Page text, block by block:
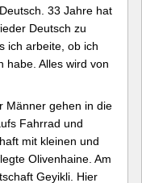
33 Jahre hat
Deutsch zu
ich arbeite, ob ich
habe. Alles wird von
Männer gehen in die
Fahrrad und
mit kleinen und
Olivenhaine. Am
Geyikli. Hier